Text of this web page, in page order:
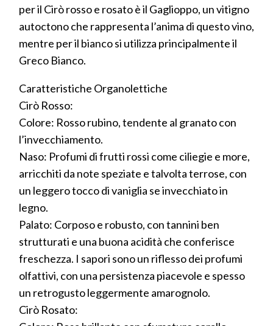
per il Cirò rosso e rosato è il Gaglioppo, un vitigno
autoctono che rappresenta l’anima di questo vino,
mentre per il bianco si utilizza principalmente il
Greco Bianco.
Caratteristiche Organolettiche
Cirò Rosso:
Colore: Rosso rubino, tendente al granato con
l’invecchiamento.
Naso: Profumi di frutti rossi come ciliegie e more,
arricchiti da note speziate e talvolta terrose, con
un leggero tocco di vaniglia se invecchiato in
legno.
Palato: Corposo e robusto, con tannini ben
strutturati e una buona acidità che conferisce
freschezza. I sapori sono un riflesso dei profumi
olfattivi, con una persistenza piacevole e spesso
un retrogusto leggermente amarognolo.
Cirò Rosato: